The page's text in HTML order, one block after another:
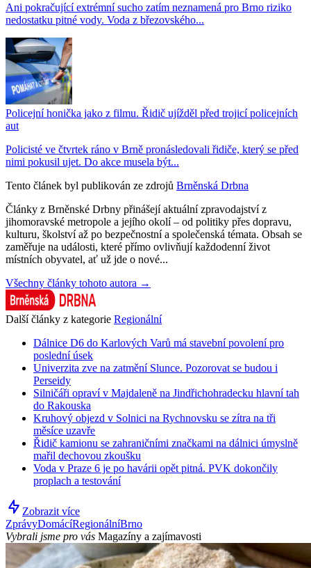
Ani pokračující extrémní sucho zatím neznamená pro Brno riziko
nedostatku pitné vody. Voda z březovského...
Policejní honička jako z filmu. Řidič ujížděl před trojicí policejních
aut
Policisté ve čtvrtek ráno v Brně pronásledovali řidiče, který se před
nimi pokusil ujet. Do akce musela být...
Tento článek byl publikován ze zdrojů Brněnská Drbna
Články z Brněnské Drbny přinášejí aktuální zpravodajství z
jihomoravské metropole a jejího okolí – od politiky přes dopravu,
kulturu, školství až po bezpečnostní a společenská témata. Obsah se
zaměřuje na události, které přímo ovlivňují každodenní život
místních obyvatel, ať už jde o nové...
Všechny články tohoto autora →
Další články z kategorie Regionální
Dálnice D6 do Karlových Varů má stavební povolení pro
poslední úsek
Univerzita zve na zatmění Slunce. Pozorovat se budou i
Perseidy
Silničáři opraví v Majdaleně na Jindřichohradecku hlavní tah
do Rakouska
Kruhový objezd v Solnici na Rychnovsku se zítra na tři
měsíce uzavře
Řidič kamionu se zahraničními značkami na dálnici úmyslně
mařil dechovou zkoušku
Voda v Praze 6 je po havárii opět pitná. PVK dokončily
proplach a testování
Zobrazit více
ZprávyDomácíRegionálníBrno
Vybrali jsme pro vás Magazíny a zajímavosti